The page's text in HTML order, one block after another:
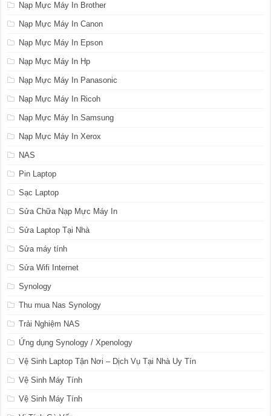
Nạp Mực Máy In Brother
Nạp Mực Máy In Canon
Nạp Mực Máy In Epson
Nạp Mực Máy In Hp
Nạp Mực Máy In Panasonic
Nạp Mực Máy In Ricoh
Nạp Mực Máy In Samsung
Nạp Mực Máy In Xerox
NAS
Pin Laptop
Sạc Laptop
Sửa Chữa Nạp Mực Máy In
Sửa Laptop Tại Nhà
Sửa máy tính
Sửa Wifi Internet
Synology
Thu mua Nas Synology
Trải Nghiệm NAS
Ứng dụng Synology / Xpenology
Vệ Sinh Laptop Tận Nơi – Dịch Vụ Tại Nhà Uy Tín
Vệ Sinh Máy Tính
Vệ Sinh Máy Tính